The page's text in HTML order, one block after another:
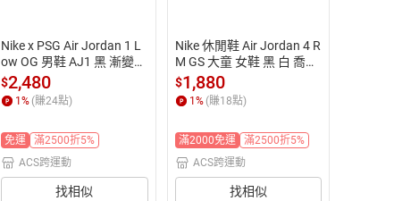
Nike x PSG Air Jordan 1 L
ow OG 男鞋 AJ1 黑 漸變粉
紅 漸層 聯名 巴黎 HF8828-
100
$2,480
1% (賺24點)
免運
滿2500折5%
ACS跨運動
找相似
Nike 休閒鞋 Air Jordan 4 R
M GS 大童 女鞋 黑 白 喬丹
AJ4 FQ7938-100
$1,880
1 % (賺18點)
滿2000免運
滿2500折5%
ACS跨運動
找相似